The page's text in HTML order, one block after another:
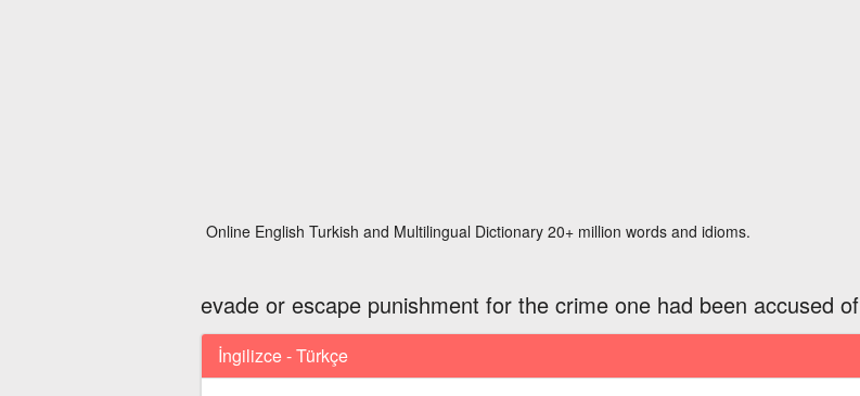
Online English Turkish and Multilingual Dictionary 20+ million words and idioms.
evade or escape punishment for the crime one had been accused of
İngilizce - Türkçe